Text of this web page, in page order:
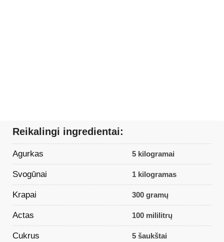
Reikalingi ingredientai:
Agurkas 5 kilogramai
Svogūnai 1 kilogramas
Krapai 300 gramų
Actas 100 mililitrų
Cukrus 5 šaukštai